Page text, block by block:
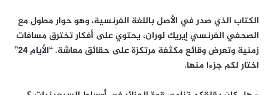
الكتاب الذي صدر في الأصل باللغة الفرنسية، وهو حوار مطول مع
الصحفي الفرنسي إيريك لوران، يحتوي على أفكار تخترق مسافات
زمنية وتعرض وقائع مكثفة مرتكزة على حقائق معاشة. “الأيام 24”
اختار لكم جزءا منها.